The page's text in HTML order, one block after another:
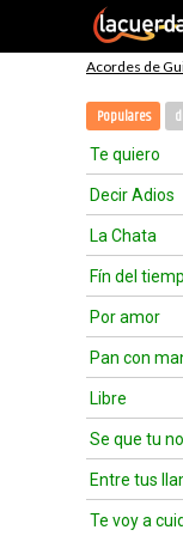
Acordes de
Populares
Te quiero
Decir Adios
La Chata
Fín del
Por amor
Pan con
Libre
Se que tu
Entre tus
Te voy a